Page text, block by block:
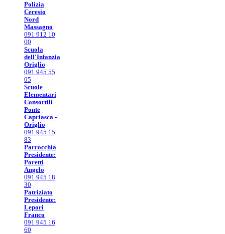
Polizia
Ceresio
Nord
Massagno
091 912 10
00
Scuola
dell'Infanzia
Origlio
091 945 55
05
Scuole
Elementari
Consortili
Ponte
Capriasca -
Origlio
091 945 15
83
Parrocchia
Presidente:
Poretti
Angelo
091 945 18
30
Patriziato
Presidente:
Lepori
Franco
091 945 16
60